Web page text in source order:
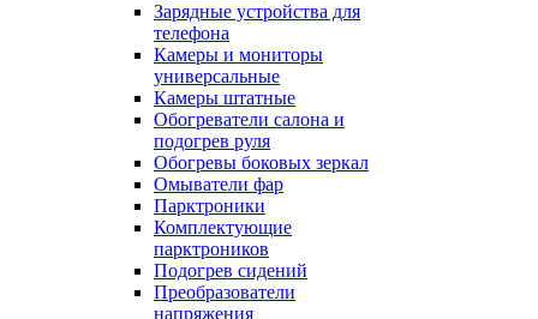
Зарядные устройства для
телефона
Камеры и мониторы
универсальные
Камеры штатные
Обогреватели салона и
подогрев руля
Обогревы боковых зеркал
Омыватели фар
Парктроники
Комплектующие
парктроников
Подогрев сидений
Преобразователи
напряжения